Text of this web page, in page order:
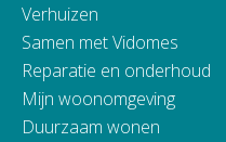
Verhuizen
Samen met Vidomes
Reparatie en onderhoud
Mijn woonomgeving
Duurzaam wonen